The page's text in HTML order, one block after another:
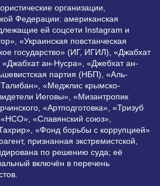
организации,
Федерации: американская
ей соцсети Instagram и
«Украинская повстанческая
государство» (ИГ, ИГИЛ), «Джабхат
ан-Нусра», «Джебхат ан-
партия (НБП), «Аль-
«Меджлис крымско-
Иеговы», «Мизантропик
«Артподготовка», «Тризуб
«Славянский союз»,
«Фонд борьбы с коррупцией»
признанная экстремистской,
по решению суда; её
включён в перечень